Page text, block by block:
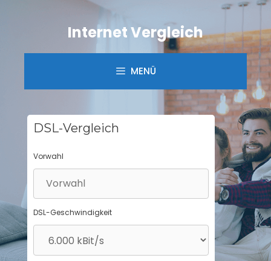
Internet Vergleich
MENÜ
DSL-Vergleich
Vorwahl
DSL-Geschwindigkeit